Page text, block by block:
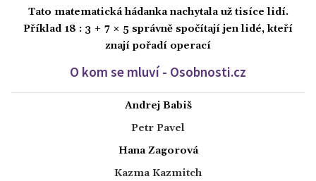
Tato matematická hádanka nachytala už tisíce lidí.
Příklad 18 : 3 + 7 × 5 správně spočítají jen lidé, kteří
znají pořadí operací
O kom se mluví - Osobnosti.cz
Andrej Babiš
Petr Pavel
Hana Zagorová
Kazma Kazmitch